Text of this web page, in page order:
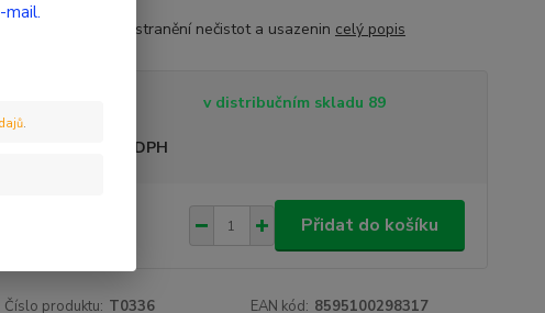
Lihový čistič pro odstranění nečistot a usazenin celý popis
v distribučním skladu 89
Nejsme plátci DPH
Přidat do košíku
Číslo produktu: T0336 EAN kód: 8595100298317
mail.
.